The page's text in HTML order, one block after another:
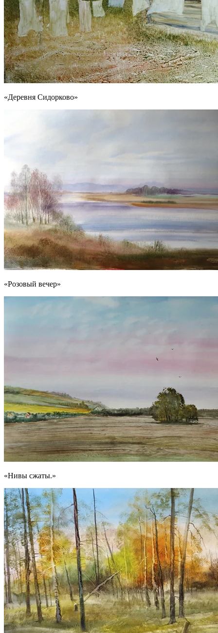
«Деревня Сидорково»
«Розовый вечер»
«Нивы сжаты.»